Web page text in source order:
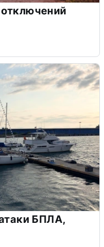
БПЛА,